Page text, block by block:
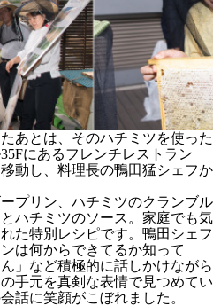
あとは、そのハチミツを使った
にあるフレンチレストラン
動し、料理長の鴨田猛シェフか
プリン、ハチミツのクランブル
ハチミツのソース。家庭でも気
た特別レシピです。鴨田シェフ
は何からできてるか知って
」など積極的に話しかけながら
手元を真剣な表情で見つめてい
話に笑顔がこぼれました。